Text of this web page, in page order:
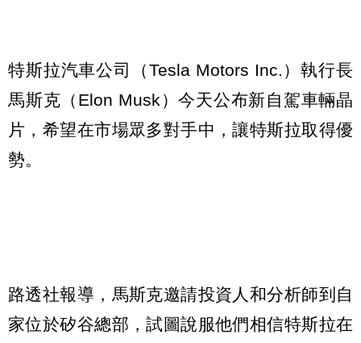
特斯拉汽車公司（Tesla Motors Inc.）執行長
馬斯克（Elon Musk）今天公布新自駕車輛晶
片，希望在市場眾多對手中，讓特斯拉取得優
勢。
路透社報導，馬斯克邀請投資人和分析師到自
家位於矽谷總部，試圖說服他們相信特斯拉在